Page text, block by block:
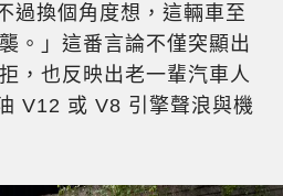
過換個角度想，這輛車至
。」這番言論不僅突顯出
，也反映出老一輩汽車人
V12 或 V8 引擎聲浪與機